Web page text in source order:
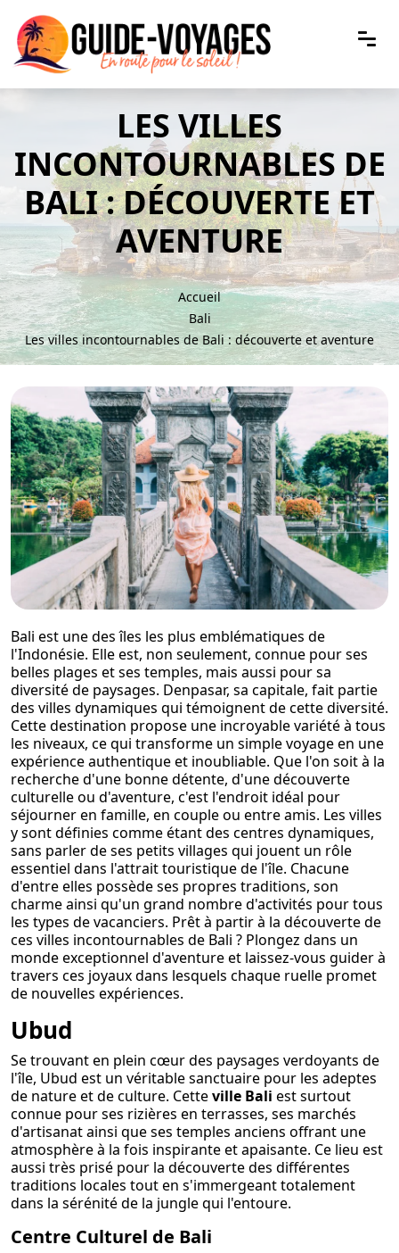
LES VILLES
INCONTOURNABLES DE
BALI : DÉCOUVERTE ET
AVENTURE
Accueil
Bali
Les villes incontournables de Bali : découverte et aventure
Bali est une des îles les plus emblématiques de
l'Indonésie. Elle est, non seulement, connue pour ses
belles plages et ses temples, mais aussi pour sa
diversité de paysages. Denpasar, sa capitale, fait partie
des villes dynamiques qui témoignent de cette diversité.
Cette destination propose une incroyable variété à tous
les niveaux, ce qui transforme un simple voyage en une
expérience authentique et inoubliable. Que l'on soit à la
recherche d'une bonne détente, d'une découverte
culturelle ou d'aventure, c'est l'endroit idéal pour
séjourner en famille, en couple ou entre amis. Les villes
y sont définies comme étant des centres dynamiques,
sans parler de ses petits villages qui jouent un rôle
essentiel dans l'attrait touristique de l'île. Chacune
d'entre elles possède ses propres traditions, son
charme ainsi qu'un grand nombre d'activités pour tous
les types de vacanciers. Prêt à partir à la découverte de
ces villes incontournables de Bali ? Plongez dans un
monde exceptionnel d'aventure et laissez-vous guider à
travers ces joyaux dans lesquels chaque ruelle promet
de nouvelles expériences.
Ubud
Se trouvant en plein cœur des paysages verdoyants de
l'île, Ubud est un véritable sanctuaire pour les adeptes
de nature et de culture. Cetteville Bali est surtout
connue pour ses rizières en terrasses, ses marchés
d'artisanat ainsi que ses temples anciens offrant une
atmosphère à la fois inspirante et apaisante. Ce lieu est
aussi très prisé pour la découverte des différentes
traditions locales tout en s'immergeant totalement
dans la sérénité de la jungle qui l'entoure.
Centre Culturel de Bali